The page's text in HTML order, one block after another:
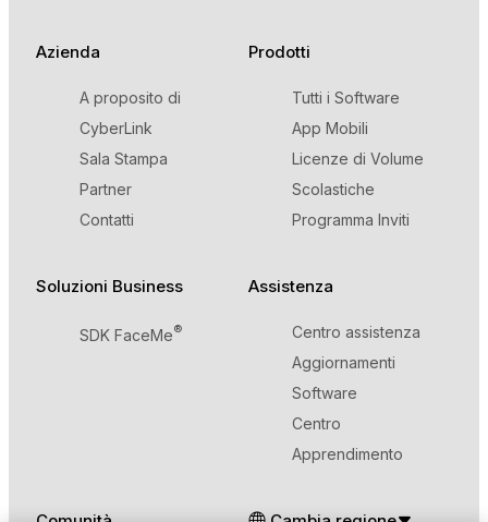
Azienda
A proposito di
CyberLink
Sala Stampa
Partner
Contatti
Prodotti
Tutti i Software
App Mobili
Licenze di Volume
Scolastiche
Programma Inviti
Soluzioni Business
SDK FaceMe®
Assistenza
Centro assistenza
Aggiornamenti
Software
Centro
Apprendimento